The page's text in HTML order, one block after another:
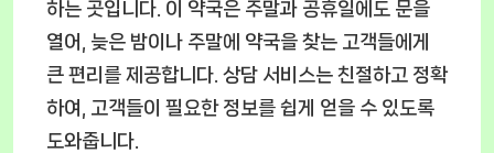
하는 곳입니다. 이 약국은 주말과 공휴일에도 문을
열어, 늦은 밤이나 주말에 약국을 찾는 고객들에게
큰 편리를 제공합니다. 상담 서비스는 친절하고 정확
하여, 고객들이 필요한 정보를 쉽게 얻을 수 있도록
도와줍니다.